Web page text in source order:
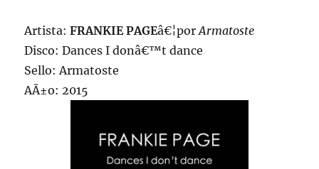
Artista:FRANKIE PAGEâ€¦porArmatoste
Disco: Dances I donâ€™t dance
Sello: Armatoste
AÃ±o: 2015